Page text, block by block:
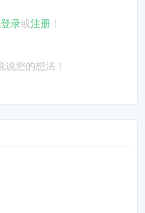
登录或注册 ！
您的想法！